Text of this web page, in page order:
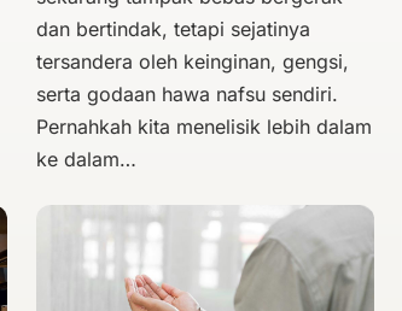
dan bertindak, tetapi sejatinya
tersandera oleh keinginan, gengsi,
serta godaan hawa nafsu sendiri.
Pernahkah kita menelisik lebih dalam
ke dalam…